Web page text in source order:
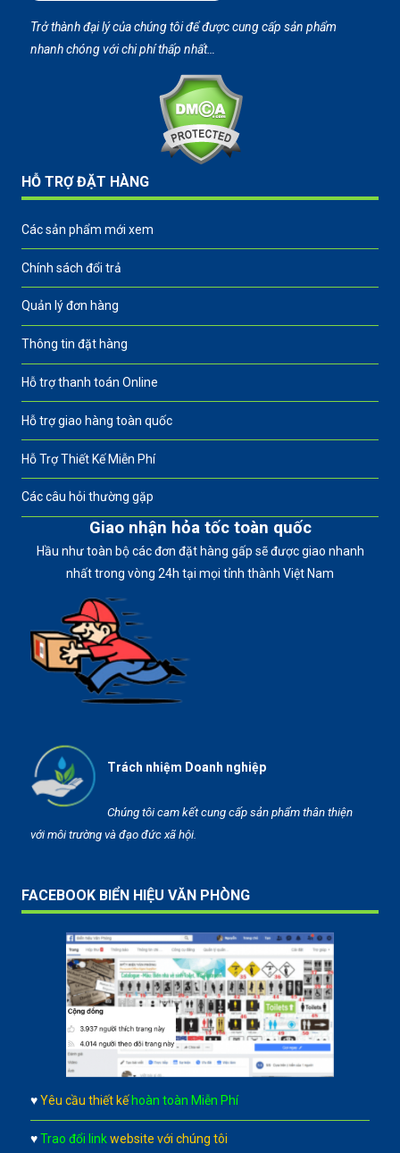
Trở thành đại lý của chúng tôi để được cung cấp sản phẩm
nhanh chóng với chi phí thấp nhất…
HỖ TRỢ ĐẶT HÀNG
Các sản phẩm mới xem
Chính sách đổi trả
Quản lý đơn hàng
Thông tin đặt hàng
Hỗ trợ thanh toán Online
Hỗ trợ giao hàng toàn quốc
Hỗ Trợ Thiết Kế Miễn Phí
Các câu hỏi thường gặp
Giao nhận hỏa tốc toàn quốc
Hầu như toàn bộ các đơn đặt hàng gấp sẽ được giao nhanh
nhất trong vòng 24h tại mọi tỉnh thành Việt Nam
Trách nhiệm Doanh nghiệp
Chúng tôi cam kết cung cấp sản phẩm thân thiện
với môi trường và đạo đức xã hội.
FACEBOOK BIỂN HIỆU VĂN PHÒNG
♥ Yêu cầu thiết kế hoàn toàn Miễn Phí
♥ Trao đổi link website với chúng tôi